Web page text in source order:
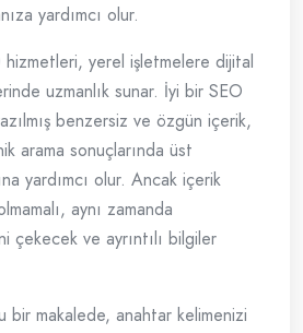
yardımcı olur.
hizmetleri, yerel işletmelere dijital
uzmanlık sunar. İyi bir SEO
benzersiz ve özgün içerik,
arama sonuçlarında üst
yardımcı olur. Ancak içerik
aynı zamanda
çekecek ve ayrıntılı bilgiler
bir makalede, anahtar kelimenizi